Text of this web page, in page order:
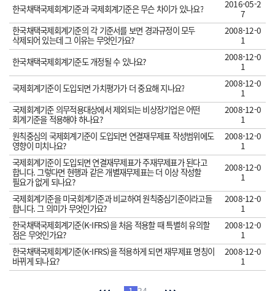
한국채택국제회계기준과 국제회계기준은 무슨 차이가 있나요?
2016-05-2
7
한국채택국제회계기준의 각 기준서를 보면 경과규정이 모두
삭제되어 있는데 그 이유는 무엇인가요?
2008-12-0
1
한국채택국제회계기준도 개정될 수 있나요?
2008-12-0
1
국제회계기준이 도입되면 가치평가가 더 중요해 지나요?
2008-12-0
1
국제회계기준 의무적용대상에서 제외되는 비상장기업은 어떤
회계기준을 적용해야 하나요?
2008-12-0
1
원칙중심의 국제회계기준이 도입되면 연결재무제표 작성범위에도
영향이 미치나요?
2008-12-0
1
국제회계기준이 도입되면 연결재무제표가 주재무제표가 된다고
합니다. 그렇다면 현행과 같은 개별재무제표는 더 이상 작성할
필요가 없게 되나요?
2008-12-0
1
국제회계기준을 미국회계기준과 비교하여 원칙중심기준이라고들
합니다. 그 의미가 무엇인가요?
2008-12-0
1
한국채택국제회계기준(K-IFRS)을 처음 적용할 때 특별히 유의할
점은 무엇인가요?
2008-12-0
1
한국채택국제회계기준(K-IFRS)을 적용하게 되면 재무제표 명칭이
바뀌게 되나요?
2008-12-0
1